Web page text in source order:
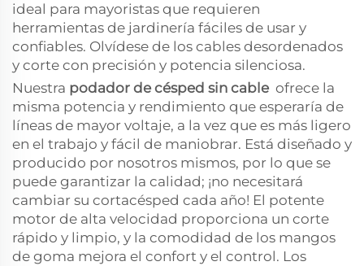
ideal para mayoristas que requieren
herramientas de jardinería fáciles de usar y
confiables. Olvídese de los cables desordenados
y corte con precisión y potencia silenciosa.
Nuestra podador de césped sin cable ofrece la
misma potencia y rendimiento que esperaría de
líneas de mayor voltaje, a la vez que es más ligero
en el trabajo y fácil de maniobrar. Está diseñado y
producido por nosotros mismos, por lo que se
puede garantizar la calidad; ¡no necesitará
cambiar su cortacésped cada año! El potente
motor de alta velocidad proporciona un corte
rápido y limpio, y la comodidad de los mangos
de goma mejora el confort y el control. Los